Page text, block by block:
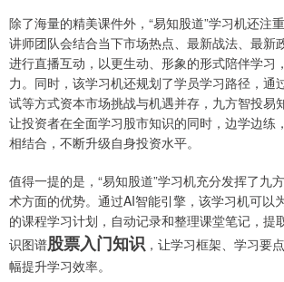
除了海量的精美课件外，“易知股道”学习机还注
讲师团队会结合当下市场热点、最新战法、最新
进行直播互动，以更生动、形象的形式陪伴学习
力。同时，该学习机还规划了学员学习路径，通
试等方式资本市场挑战与机遇并存，九方智投易
让投资者在全面学习股市知识的同时，边学边练
相结合，不断升级自身投资水平。
值得一提的是，“易知股道”学习机充分发挥了九
术方面的优势。通过AI智能引擎，该学习机可以
的课程学习计划，自动记录和整理课堂笔记，提
识图谱股票入门知识 ，让学习框架、学习要
幅提升学习效率。